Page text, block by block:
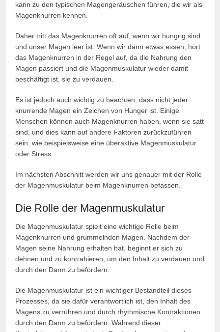
kann zu den typischen Magengeräuschen führen, die wir als
Magenknurren kennen.
Daher tritt das Magenknurren oft auf, wenn wir hungrig sind
und unser Magen leer ist. Wenn wir dann etwas essen, hört
das Magenknurren in der Regel auf, da die Nahrung den
Magen passiert und die Magenmuskulatur wieder damit
beschäftigt ist, sie zu verdauen.
Es ist jedoch auch wichtig zu beachten, dass nicht jeder
knurrende Magen ein Zeichen von Hunger ist. Einige
Menschen können auch Magenknurren haben, wenn sie satt
sind, und dies kann auf andere Faktoren zurückzuführen
sein, wie beispielsweise eine überaktive Magenmuskulatur
oder Stress.
Im nächsten Abschnitt werden wir uns genauer mit der Rolle
der Magenmuskulatur beim Magenknurren befassen.
Die Rolle der Magenmuskulatur
Die Magenmuskulatur spielt eine wichtige Rolle beim
Magenknurren und grummelnden Magen. Nachdem der
Magen seine Nahrung erhalten hat, beginnt er sich zu
dehnen und zu kontrahieren, um den Inhalt zu verdauen und
durch den Darm zu befördern.
Die Magenmuskulatur ist ein wichtiger Bestandteil dieses
Prozesses, da sie dafür verantwortlich ist, den Inhalt des
Magens zu verrühren und durch rhythmische Kontraktionen
durch den Darm zu befördern. Während dieser